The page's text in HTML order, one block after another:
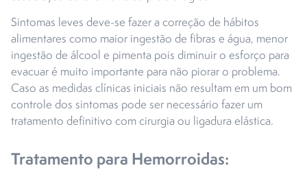
Sintomas leves deve-se fazer a correção de hábitos
alimentares como maior ingestão de fibras e água, menor
ingestão de álcool e pimenta pois diminuir o esforço para
evacuar é muito importante para não piorar o problema.
Caso as medidas clínicas iniciais não resultam em um bom
controle dos sintomas pode ser necessário fazer um
tratamento definitivo com cirurgia ou ligadura elástica.
Tratamento para Hemorroidas: